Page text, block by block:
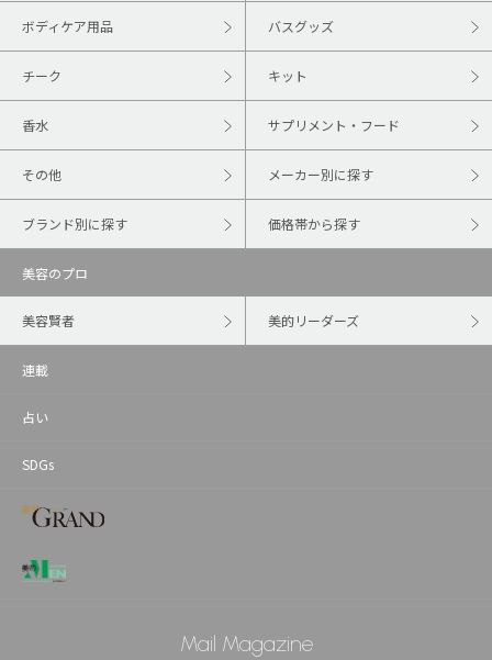
ボディケア用品 バスグッズ
チーク キット
香水 サプリメント・フード
その他 メーカー別に探す
ブランド別に探す 価格帯から探す
美容のプロ
美容賢者 美的リーダーズ
連載
占い
SDGs
Mail Magazine